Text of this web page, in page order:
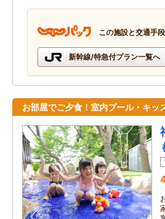
この施設と交通手
新幹線/特急付プラン一覧へ
お部屋でご夕食！室内プール・キッ